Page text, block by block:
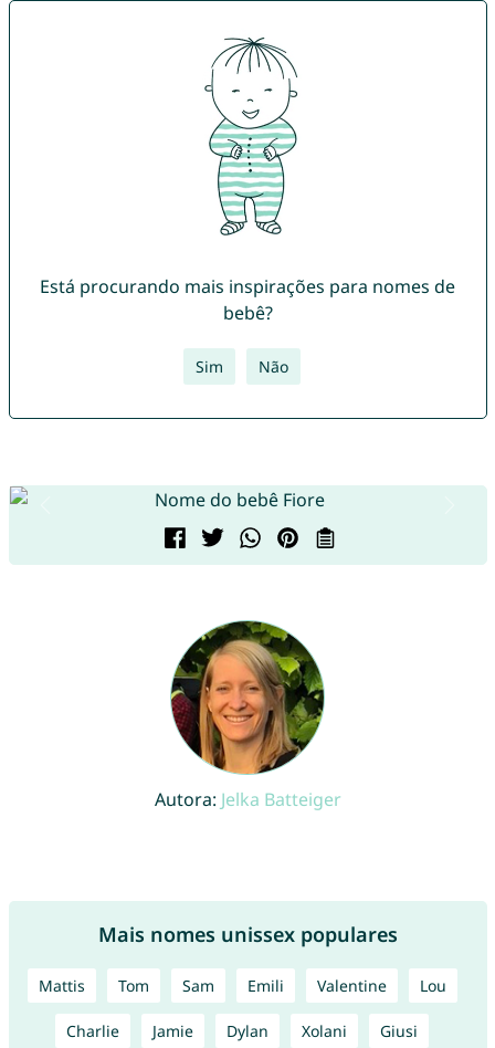
Está procurando mais inspirações para nomes de
bebê?
Sim Não
Autora: Jelka Batteiger
Mais nomes unissex populares
Mattis Tom Sam Emili Valentine Lou
Charlie Jamie Dylan Xolani Giusi